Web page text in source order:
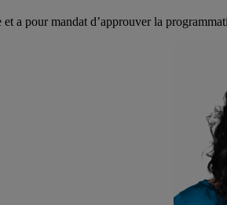
a pour mandat d’approuver la